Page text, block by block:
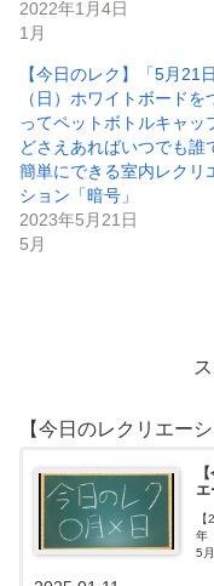
2022年1月4日
1月
【今日のレク】「5月21日
（日）ホワイトボードを
ってペットボトルキャッ
どさえあればいつでも誰
簡単にできる室内レクリ
ション「暗号」
2023年5月21日
5月
【今日のレクリエー
年
5